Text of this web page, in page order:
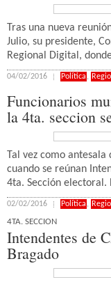
Tras una nueva
Julio, su presidente,
Regional Digital,
04/02/2016 Política ,
Funcionarios
la 4ta. seccion
Tal vez como
cuando se reúnan
4ta. Sección electoral.
02/02/2016 Política ,
4TA. SECCION
Intendentes de
Bragado